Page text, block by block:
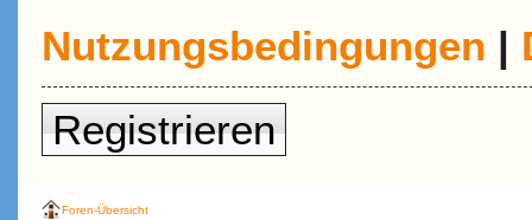
Nutzungsbedingungen |
Registrieren
Foren-Übersicht